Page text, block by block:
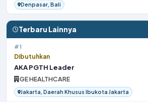
Denpasar, Bali
Terbaru Lainnya
#1
Dibutuhkan
AKA PGTH Leader
GE HEALTHCARE
Jakarta, Daerah Khusus Ibukota Jakarta